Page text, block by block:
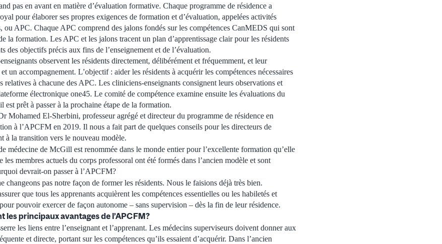
pas en avant en matière d’évaluation formative. Chaque programme de résidence a
pour élaborer ses propres exigences de formation et d’évaluation, appelées activités
ou APC. Chaque APC comprend des jalons fondés sur les compétences CanMEDS qui sont
la formation. Les APC et les jalons tracent un plan d’apprentissage clair pour les résidents
des objectifs précis aux fins de l’enseignement et de l’évaluation.
observent les résidents directement, délibérément et fréquemment, et leur
un accompagnement. L’objectif : aider les résidents à acquérir les compétences nécessaires
relatives à chacune des APC. Les cliniciens-enseignants consignent leurs observations et
électronique one45. Le comité de compétence examine ensuite les évaluations du
est prêt à passer à la prochaine étape de la formation.
Mohamed El-Sherbini, professeur agrégé et directeur du programme de résidence en
à l’APCFM en 2019. Il nous a fait part de quelques conseils pour les directeurs de
à la transition vers le nouveau modèle.
médecine de McGill est renommée dans le monde entier pour l’excellente formation qu’elle
les membres actuels du corps professoral ont été formés dans l’ancien modèle et sont
devrait-on passer à l’APCFM?
changeons pas notre façon de former les résidents. Nous le faisions déjà très bien.
que tous les apprenants acquièrent les compétences essentielles ou les habiletés et
pouvoir exercer de façon autonome – sans supervision – dès la fin de leur résidence.
les principaux avantages de l’APCFM?
les liens entre l’enseignant et l’apprenant. Les médecins superviseurs doivent donner aux
et directe, portant sur les compétences qu’ils essaient d’acquérir. Dans l’ancien